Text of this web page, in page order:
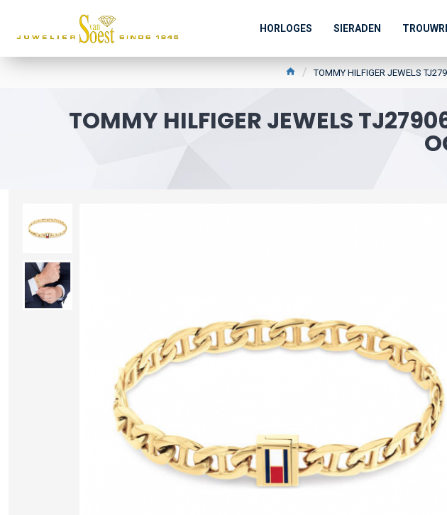
HORLOGES SIERADEN
TOMMY HILFIGER JEWELS
TOMMY HILFIGER JEWELS